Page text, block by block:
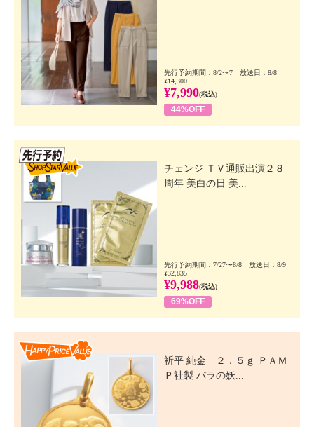
先行予約期間：8/2〜7 放送日：8/8
¥14,300
¥7,990(税込)
44%OFF
チェンジ ＴＶ通販出演２８
周年 美白の日 美...
先行予約期間：7/27〜8/8 放送日：8/9
¥32,835
¥9,988(税込)
69%OFF
祈平 純金 ２．５ｇ ＰＡＭ
Ｐ社製 バラの妖...